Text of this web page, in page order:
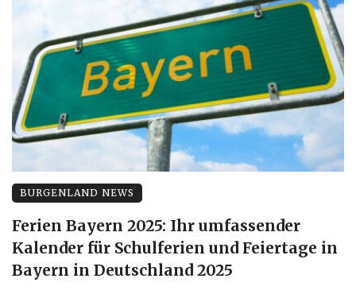
BURGENLAND NEWS
Ferien Bayern 2025: Ihr umfassender
Kalender für Schulferien und Feiertage in
Bayern in Deutschland 2025